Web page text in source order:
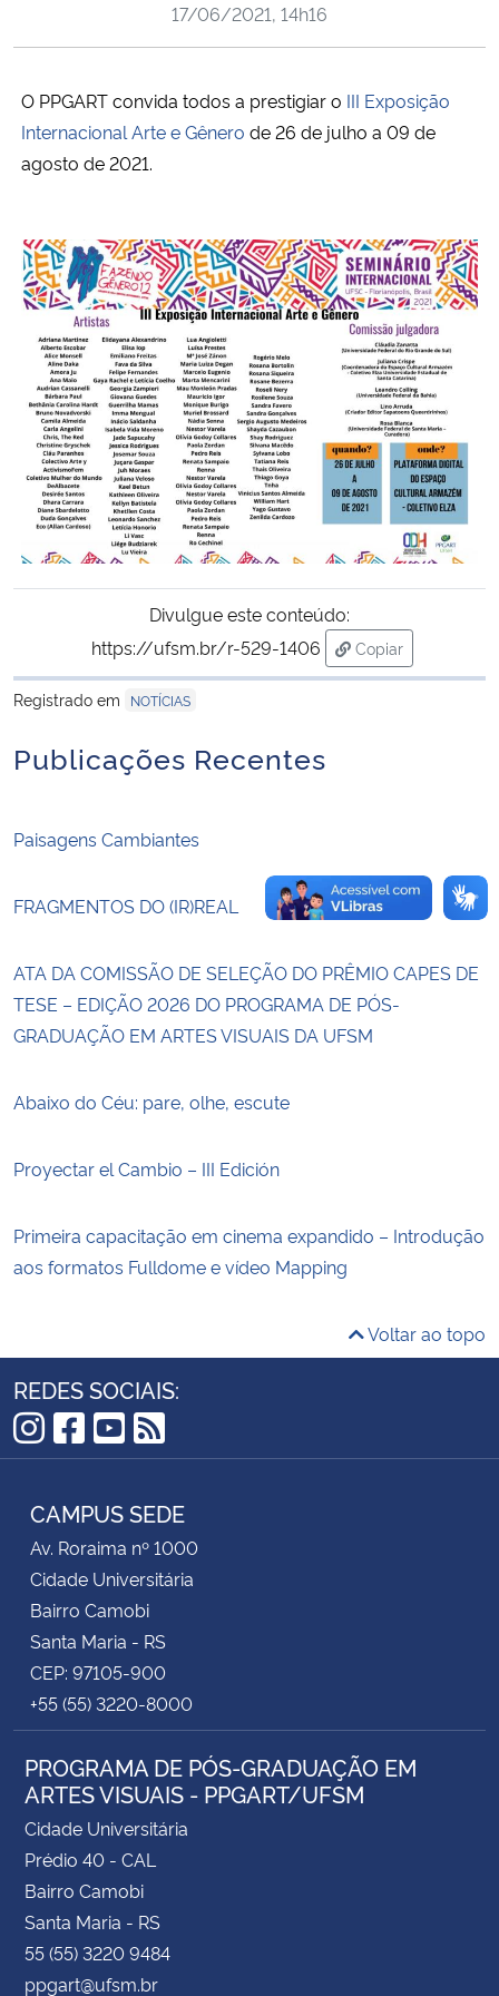
Ministério de Minas e Energia
Ministério do Meio Ambiente
Ministério do Turismo
Ministério do Desenvolvimento Regional
Controladoria-Geral da União
Ministério da Mulher, da Família e dos Direitos Humanos
Secretaria-Geral
Planalto
17/06/2021, 14h16
O PPGART convida todos a prestigiar o III Exposição
Internacional Arte e Gênero de 26 de julho a 09 de
agosto de 2021.
Divulgue este conteúdo:
https://ufsm.br/r-529-1406
Copiar
para área de
Registrado em
NOTÍCIAS
Publicações Recentes
Paisagens Cambiantes
FRAGMENTOS DO (IR)REAL
ATA DA COMISSÃO DE SELEÇÃO DO PRÊMIO CAPES DE
TESE – EDIÇÃO 2026 DO PROGRAMA DE PÓS-
GRADUAÇÃO EM ARTES VISUAIS DA UFSM
Abaixo do Céu: pare, olhe, escute
Proyectar el Cambio – III Edición
Primeira capacitação em cinema expandido – Introdução
aos formatos Fulldome e vídeo Mapping
Voltar ao topo
REDES SOCIAIS:
Instagram
Facebook
YouTube
RSS
CAMPUS SEDE
Av. Roraima nº 1000
Cidade Universitária
Bairro Camobi
Santa Maria - RS
CEP: 97105-900
+55 (55) 3220-8000
PROGRAMA DE PÓS-GRADUAÇÃO EM
ARTES VISUAIS - PPGART/UFSM
Cidade Universitária
Prédio 40 - CAL
Bairro Camobi
Santa Maria - RS
55 (55) 3220 9484
ppgart@ufsm.br